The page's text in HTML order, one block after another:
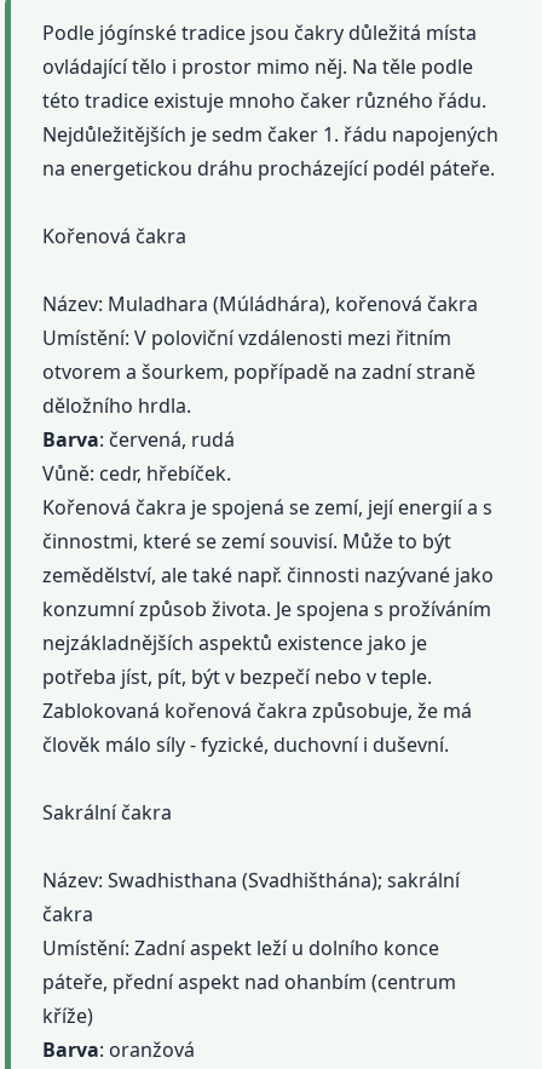
Podle jógínské tradice jsou čakry důležitá místa
ovládající tělo i prostor mimo něj. Na těle podle
této tradice existuje mnoho čaker různého řádu.
Nejdůležitějších je sedm čaker 1. řádu napojených
na energetickou dráhu procházející podél páteře.
Kořenová čakra
Název: Muladhara (Múládhára), kořenová čakra
Umístění: V poloviční vzdálenosti mezi řitním
otvorem a šourkem, popřípadě na zadní straně
děložního hrdla.
Barva: červená, rudá
Vůně: cedr, hřebíček.
Kořenová čakra je spojená se zemí, její energií a s
činnostmi, které se zemí souvisí. Může to být
zemědělství, ale také např. činnosti nazývané jako
konzumní způsob života. Je spojena s prožíváním
nejzákladnějších aspektů existence jako je
potřeba jíst, pít, být v bezpečí nebo v teple.
Zablokovaná kořenová čakra způsobuje, že má
člověk málo síly - fyzické, duchovní i duševní.
Sakrální čakra
Název: Swadhisthana (Svadhišthána); sakrální
čakra
Umístění: Zadní aspekt leží u dolního konce
páteře, přední aspekt nad ohanbím (centrum
kříže)
Barva: oranžová